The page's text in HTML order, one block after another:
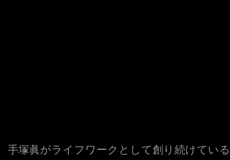
手塚眞がライフワークとして創り続けてい